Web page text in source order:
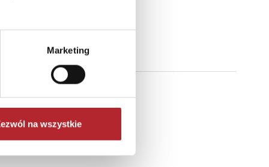
Marketing
na wszystkie